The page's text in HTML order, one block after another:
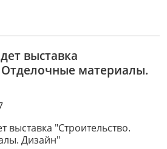
выставка
Отделочные материалы.